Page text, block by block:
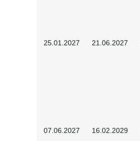
25.01.2027 21.06.2027
07.06.2027 16.02.2029